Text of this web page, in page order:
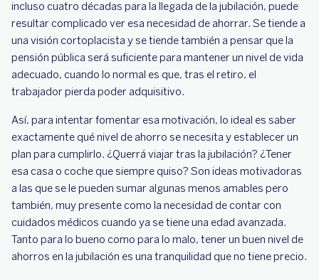
incluso cuatro décadas para la llegada de la jubilación, puede
resultar complicado ver esa necesidad de ahorrar. Se tiende a
una visión cortoplacista y se tiende también a pensar que la
pensión pública será suficiente para mantener un nivel de vida
adecuado, cuando lo normal es que, tras el retiro, el
trabajador pierda poder adquisitivo.
Así, para intentar fomentar esa motivación, lo ideal es saber
exactamente qué nivel de ahorro se necesita y establecer un
plan para cumplirlo. ¿Querrá viajar tras la jubilación? ¿Tener
esa casa o coche que siempre quiso? Son ideas motivadoras
a las que se le pueden sumar algunas menos amables pero
también, muy presente como la necesidad de contar con
cuidados médicos cuando ya se tiene una edad avanzada.
Tanto para lo bueno como para lo malo, tener un buen nivel de
ahorros en la jubilación es una tranquilidad que no tiene precio.